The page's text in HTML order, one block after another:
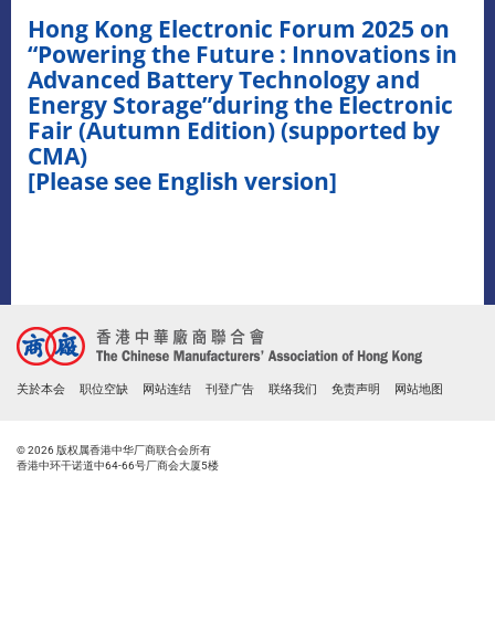
Hong Kong Electronic Forum 2025 on
“Powering the Future : Innovations in
Advanced Battery Technology and
Energy Storage”during the Electronic
Fair (Autumn Edition) (supported by
CMA)
[Please see English version]
关於本会 职位空缺 网站连结 刊登广告 联络我们 免责声明 网站地图
© 2026 版权属香港中华厂商联合会所有
香港中环干诺道中64-66号厂商会大厦5楼